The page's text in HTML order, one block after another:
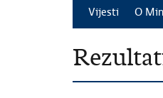
Vijesti O